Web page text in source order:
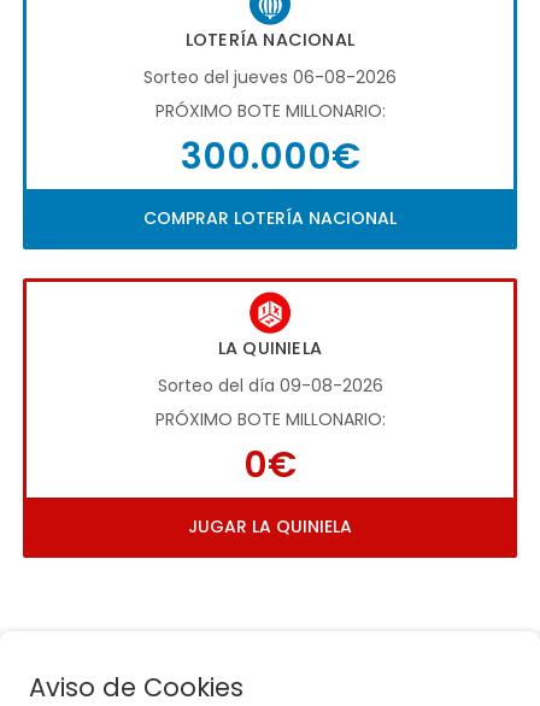
LOTERÍA NACIONAL
Sorteo del jueves 06-08-2026
PRÓXIMO BOTE MILLONARIO:
300.000€
COMPRAR LOTERÍA NACIONAL
LA QUINIELA
Sorteo del día 09-08-2026
PRÓXIMO BOTE MILLONARIO:
0€
JUGAR LA QUINIELA
Aviso de Cookies